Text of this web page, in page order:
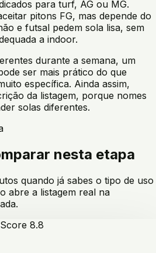
para turf, AG ou MG.
pitons FG, mas depende do
e futsal pedem sola lisa, sem
a indoor.
durante a semana, um
ser mais prático do que
específica. Ainda assim,
da listagem, porque nomes
solas diferentes.
nesta etapa
quando já sabes o tipo de uso
abre a listagem real na
Score 8.8